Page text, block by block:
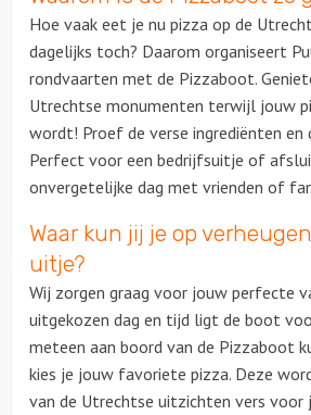
Hoe vaak eet je nu pizza op de
dagelijks toch? Daarom organiseert
rondvaarten met de Pizzaboot.
Utrechtse monumenten terwijl jouw
wordt! Proef de verse ingrediënten
Perfect voor een bedrijfsuitje of
onvergetelijke dag met vrienden of
Waar kun jij je op
uitje?
Wij zorgen graag voor jouw perfecte
uitgekozen dag en tijd ligt de boot
meteen aan boord van de Pizzaboot
kies je jouw favoriete pizza. Deze
van de Utrechtse uitzichten vers voor